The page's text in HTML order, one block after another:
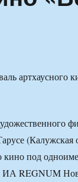
(Калужская
кино под
ИА REGNUM